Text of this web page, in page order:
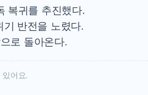
복귀를 추진했다.
기 반전을 노렸다.
로 돌아온다.
있어요.